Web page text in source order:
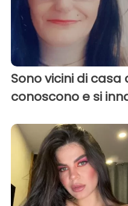
Sono vicini di casa
conoscono e si